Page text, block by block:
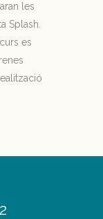
les
Splash.
es